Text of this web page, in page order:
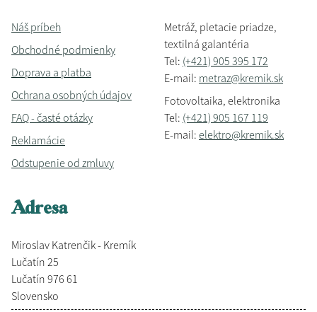
Náš príbeh
Obchodné podmienky
Doprava a platba
Ochrana osobných údajov
FAQ - časté otázky
Reklamácie
Odstupenie od zmluvy
Metráž, pletacie priadze,
textilná galantéria
Tel: (+421) 905 395 172
E-mail: metraz@kremik.sk
Fotovoltaika, elektronika
Tel: (+421) 905 167 119
E-mail: elektro@kremik.sk
Adresa
Miroslav Katrenčik - Kremík
Lučatín 25
Lučatín 976 61
Slovensko